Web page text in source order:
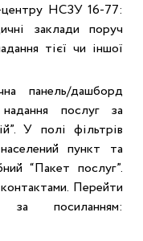
центру НСЗУ 16-77:
заклади поруч
тієї чи іншої
панель/дашборд
послуг за
У полі фільтрів
пункт та
“Пакет послуг”.
Перейти
посиланням: